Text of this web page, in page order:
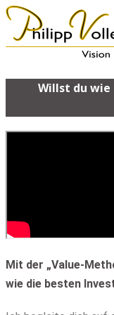
Willst du
Mit der „Value-
wie die besten